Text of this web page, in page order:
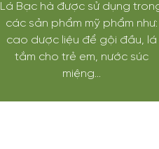
Lá Bạc hà được sử dụng
các sản phẩm mỹ phẩm như:
cao dược liệu để gội đầu, lá
tắm cho trẻ em, nước súc
miệng...